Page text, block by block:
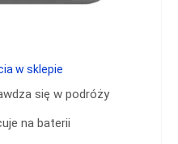
się w podróży
na baterii
w sklepie